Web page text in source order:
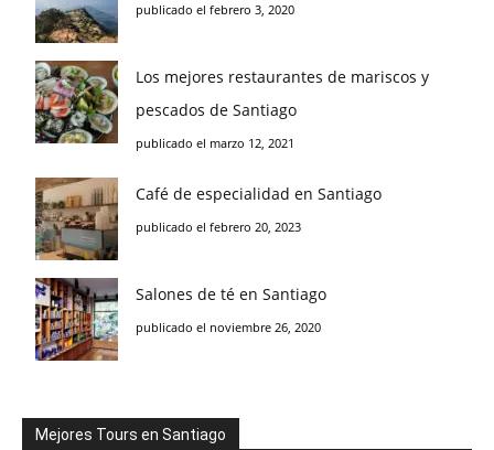
publicado el febrero 3, 2020
Los mejores restaurantes de mariscos y
pescados de Santiago
publicado el marzo 12, 2021
Café de especialidad en Santiago
publicado el febrero 20, 2023
Salones de té en Santiago
publicado el noviembre 26, 2020
Mejores Tours en Santiago